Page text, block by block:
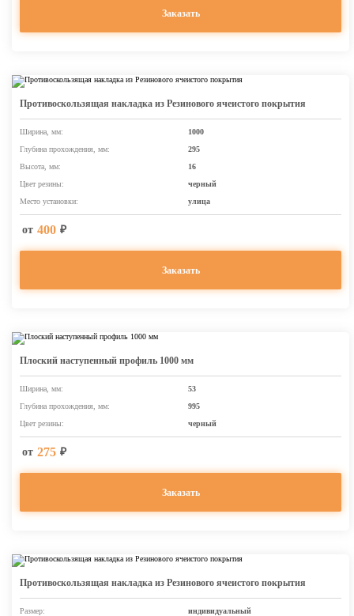
Заказать
Противоскользящая накладка из Резинового ячеистого покрытия
Ширина, мм:
1000
Глубина прохождения, мм:
295
Высота, мм:
16
Цвет резины:
черный
Место установки:
улица
от 400 ₽
Заказать
Плоский наступенный профиль 1000 мм
Ширина, мм:
53
Глубина прохождения, мм:
995
Цвет резины:
черный
от 275 ₽
Заказать
Противоскользящая накладка из Резинового ячеистого покрытия
Размер:
индивидуальный